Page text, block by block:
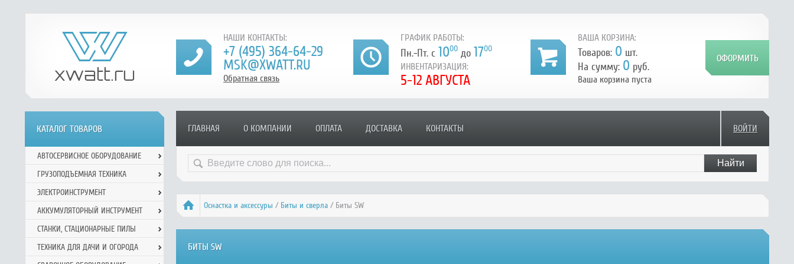
НАШИ КОНТАКТЫ:
+7 (495) 364-64-29
MSK@XWATT.RU
Обратная связь
ГРАФИК РАБОТЫ:
Пн.-Пт. с 1000 до 1700
ИНВЕНТАРИЗАЦИЯ:
5-12 АВГУСТА
ВАША КОРЗИНА:
Товаров: 0 шт.
На сумму: 0 руб.
Ваша корзина пуста
ГЛАВНАЯ О КОМПАНИИ ОПЛАТА ДОСТАВКА КОНТАКТЫ ВОЙТИ
Оснастка и аксессуры / Биты и сверла / Биты SW
БИТЫ SW
КАТАЛОГ ТОВАРОВ
АВТОСЕРВИСНОЕ ОБОРУДОВАНИЕ
ГРУЗОПОДЪЕМНАЯ ТЕХНИКА
ЭЛЕКТРОИНСТРУМЕНТ
АККУМУЛЯТОРНЫЙ ИНСТРУМЕНТ
СТАНКИ, СТАЦИОНАРНЫЕ ПИЛЫ
ТЕХНИКА ДЛЯ ДАЧИ И ОГОРОДА